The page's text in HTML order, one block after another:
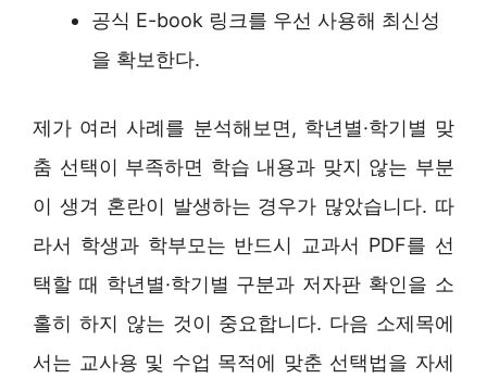
공식 E-book 링크를 우선 사용해 최신성
을 확보한다.
제가 여러 사례를 분석해보면, 학년별·학기별 맞
춤 선택이 부족하면 학습 내용과 맞지 않는 부분
이 생겨 혼란이 발생하는 경우가 많았습니다. 따
라서 학생과 학부모는 반드시 교과서 PDF를 선
택할 때 학년별·학기별 구분과 저자판 확인을 소
홀히 하지 않는 것이 중요합니다. 다음 소제목에
서는 교사용 및 수업 목적에 맞춘 선택법을 자세